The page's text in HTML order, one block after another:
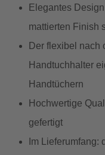
Elegantes
mattierten Finish
Der flexibel nach
Handtuchhalter
Handtüchern
Hochwertige
gefertigt
Im Lieferumfang: